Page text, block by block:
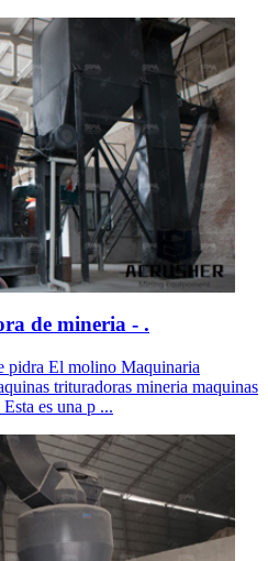
de mineria - .
pidra El molino Maquinaria
trituradoras mineria maquinas
es una p ...